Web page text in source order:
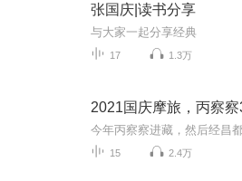
张国庆|读书分享
与大家一起分享经典
17 1.3万
2021国庆摩旅，丙察
15 2.4万